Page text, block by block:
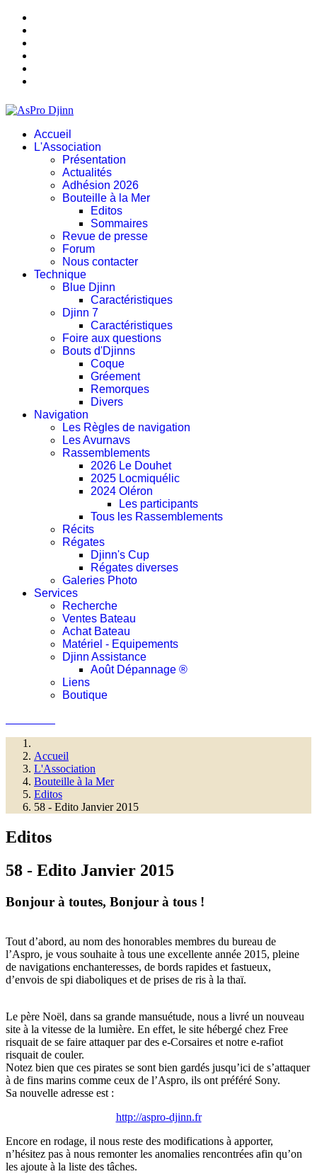
Accueil
L'Association
Présentation
Actualités
Adhésion 2026
Bouteille à la Mer
Editos
Sommaires
Revue de presse
Forum
Nous contacter
Technique
Blue Djinn
Caractéristiques
Djinn 7
Caractéristiques
Foire aux questions
Bouts d'Djinns
Coque
Gréement
Remorques
Divers
Navigation
Les Règles de navigation
Les Avurnavs
Rassemblements
2026 Le Douhet
2025 Locmiquélic
2024 Oléron
Les participants
Tous les Rassemblements
Récits
Régates
Djinn's Cup
Régates diverses
Galeries Photo
Services
Recherche
Ventes Bateau
Achat Bateau
Matériel - Equipements
Djinn Assistance
Août Dépannage ®
Liens
Boutique
Accueil
L'Association
Bouteille à la Mer
Editos
58 - Edito Janvier 2015
Editos
58 - Edito Janvier 2015
Bonjour à toutes, Bonjour à tous !
Tout d’abord, au nom des honorables membres du bureau de
l’Aspro, je vous souhaite à tous une excellente année 2015, pleine
de navigations enchanteresses, de bords rapides et fastueux,
d’envois de spi diaboliques et de prises de ris à la thaï.
Le père Noël, dans sa grande mansuétude, nous a livré un nouveau
site à la vitesse de la lumière. En effet, le site hébergé chez Free
risquait de se faire attaquer par des e-Corsaires et notre e-rafiot
risquait de couler.
Notez bien que ces pirates se sont bien gardés jusqu’ici de s’attaquer
à de fins marins comme ceux de l’Aspro, ils ont préféré Sony.
Sa nouvelle adresse est :
http://aspro-djinn.fr
Encore en rodage, il nous reste des modifications à apporter,
n’hésitez pas à nous remonter les anomalies rencontrées afin qu’on
les ajoute à la liste des tâches.